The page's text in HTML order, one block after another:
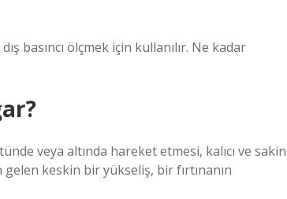
basıncı ölçmek için kullanılır. Ne kadar
veya altında hareket etmesi, kalıcı ve sakin
gelen keskin bir yükseliş, bir fırtınanın